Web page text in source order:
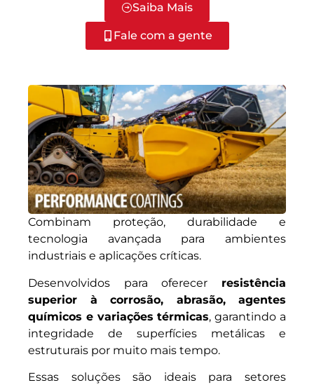
Saiba Mais
Fale com a gente
Combinam proteção, durabilidade e
tecnologia avançada para ambientes
industriais e aplicações críticas.
Desenvolvidos para oferecer resistência
superior à corrosão, abrasão, agentes
químicos e variações térmicas, garantindo a
integridade de superfícies metálicas e
estruturais por muito mais tempo.
Essas soluções são ideais para setores